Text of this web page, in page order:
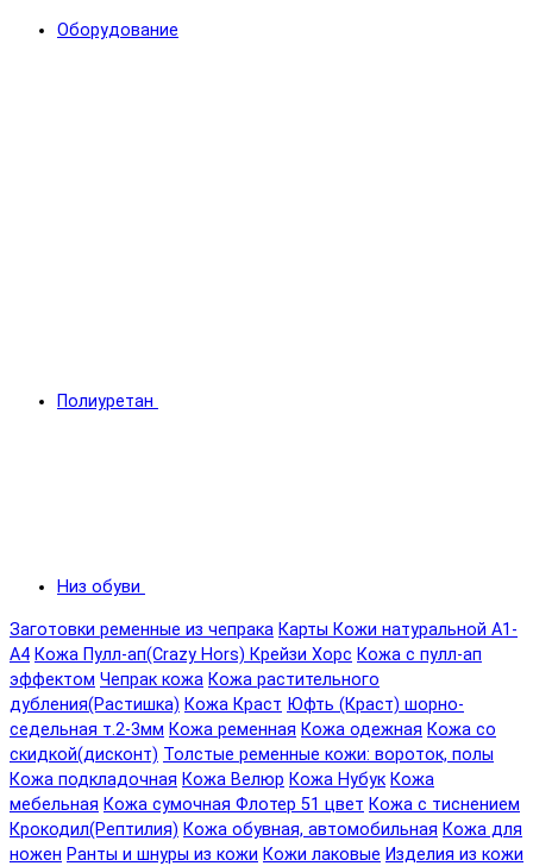
Оборудование
Полиуретан
Низ обуви
Заготовки ременные из чепрака Карты Кожи натуральной А1-
А4 Кожа Пулл-ап(Crazy Hors) Крейзи Хорс Кожа с пулл-ап
эффектом Чепрак кожа Кожа растительного
дубления(Растишка) Кожа Краст Юфть (Краст) шорно-
седельная т.2-3мм Кожа ременная Кожа одежная Кожа со
скидкой(дисконт) Толстые ременные кожи: вороток, полы
Кожа подкладочная Кожа Велюр Кожа Нубук Кожа
мебельная Кожа сумочная Флотер 51 цвет Кожа с тиснением
Крокодил(Рептилия) Кожа обувная, автомобильная Кожа для
ножен Ранты и шнуры из кожи Кожи лаковые Изделия из кожи